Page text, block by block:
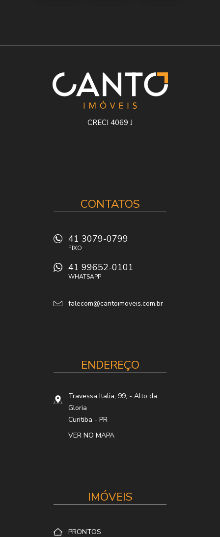
CRECI 4069 J
CONTATOS
41 3079-0799
FIXO
41 99652-0101
WHATSAPP
falecom@cantoimoveis.com.br
ENDEREÇO
Travessa Italia, 99, - Alto da
Gloria
Curitiba - PR
VER NO MAPA
IMÓVEIS
PRONTOS